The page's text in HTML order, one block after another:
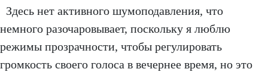
Здесь нет активного шумоподавления, что
немного разочаровывает, поскольку я люблю
режимы прозрачности, чтобы регулировать
громкость своего голоса в вечернее время, но это